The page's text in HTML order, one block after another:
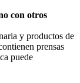
con otros
y productos de
prensas
puede